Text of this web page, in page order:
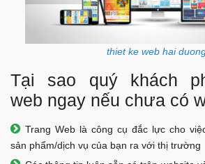
thiet ke web hai
Tại sao quý khách
web ngay nếu chưa có
Trang Web là công cụ đắc lực cho
sản phẩm/dịch vụ của bạn ra với thị trường